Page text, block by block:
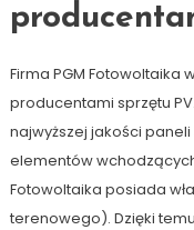
Firma PGM Fotowoltaika
producentami sprzętu
najwyższej jakości
elementów wchodzących
Fotowoltaika posiada
terenowego). Dzięki